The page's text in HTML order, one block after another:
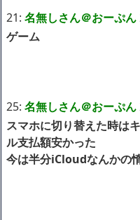
21: 名無しさん＠おーぷん
ゲーム
25: 名無しさん＠おーぷん
スマホに切り替えた時は
ル支払額安かった
今は半分iCloudなんかの